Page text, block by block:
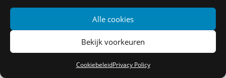
Alle cookies
Bekijk voorkeuren
CookiebeleidPrivacy Policy